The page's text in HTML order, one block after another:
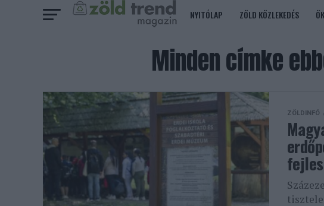
NYITÓLAP ZÖLD KÖZLEKEDÉS
Minden címke
ZÖLDINFÓ